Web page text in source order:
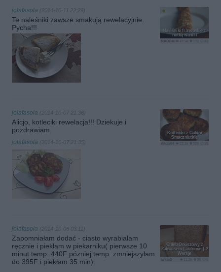
Naleśniki francuskie z
nutką wanilii
49.5k
MAGDAITYLE
jolafasola (2014-10-11 22:29)
Te naleśniki zawsze smakują rewelacyjnie.
Pycha!!!
Kotleciki z Cukini
Smaczniutkie
Alicja64
jolafasola (2014-10-07 21:36)
Alicjo, kotleciki rewelacja!!! Dziekuje i
pozdrawiam.
jolafasola (2014-10-07 21:35)
Chleb Orkiszowy z
Zakwasem ( automat )-2
Wersje
iwciaG
jolafasola (2014-10-06 03:11)
Zapomniałam dodać - ciasto wyrabialam
ręcznie i piekłam w piekarniku( pierwsze 10
minut temp. 440F pózniej temp. zmniejszylam
do 395F i piekłam 35 min).